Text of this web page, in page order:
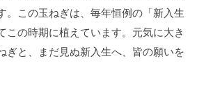
。この玉ねぎは、毎年恒例の「新入生
この時期に植えています。元気に大き
ぎと、まだ見ぬ新入生へ、皆の願いを